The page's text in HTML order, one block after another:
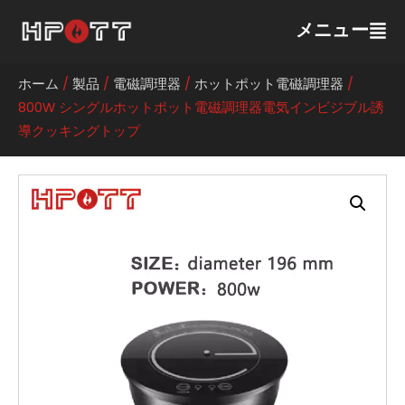
メニュー
ホーム / 製品 / 電磁調理器 / ホットポット電磁調理器 /
800W シングルホットポット電磁調理器電気インビジブル誘
導クッキングトップ